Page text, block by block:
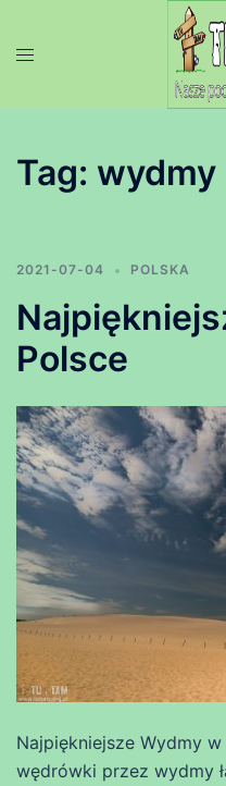
Tag: wydmy
2021-07-04 POLSKA
Polsce
Najpiękniejsze Wydmy
wędrówki przez wydmy